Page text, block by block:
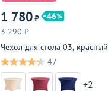
1 780₽
46
3 290 ₽
Чехол для стола 03, красный
47
+2